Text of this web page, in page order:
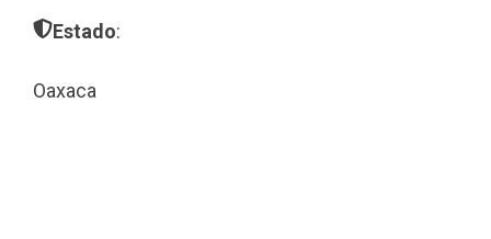
Estado:
Oaxaca